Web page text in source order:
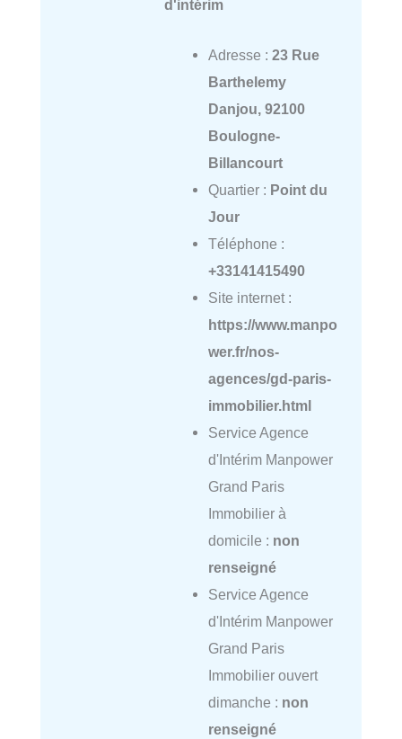
d'intérim
Adresse : 23 Rue
Barthelemy
Danjou, 92100
Boulogne-
Billancourt
Quartier : Point du
Jour
Téléphone :
+33141415490
Site internet :
https://www.manpo
wer.fr/nos-
agences/gd-paris-
immobilier.html
Service Agence
d'Intérim Manpower
Grand Paris
Immobilier à
domicile : non
renseigné
Service Agence
d'Intérim Manpower
Grand Paris
Immobilier ouvert
dimanche : non
renseigné